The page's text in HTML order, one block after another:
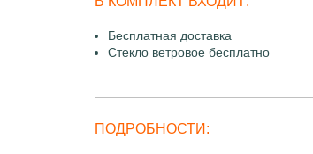
Бесплатная доставка
Стекло ветровое бесплатно
ПОДРОБНОСТИ: